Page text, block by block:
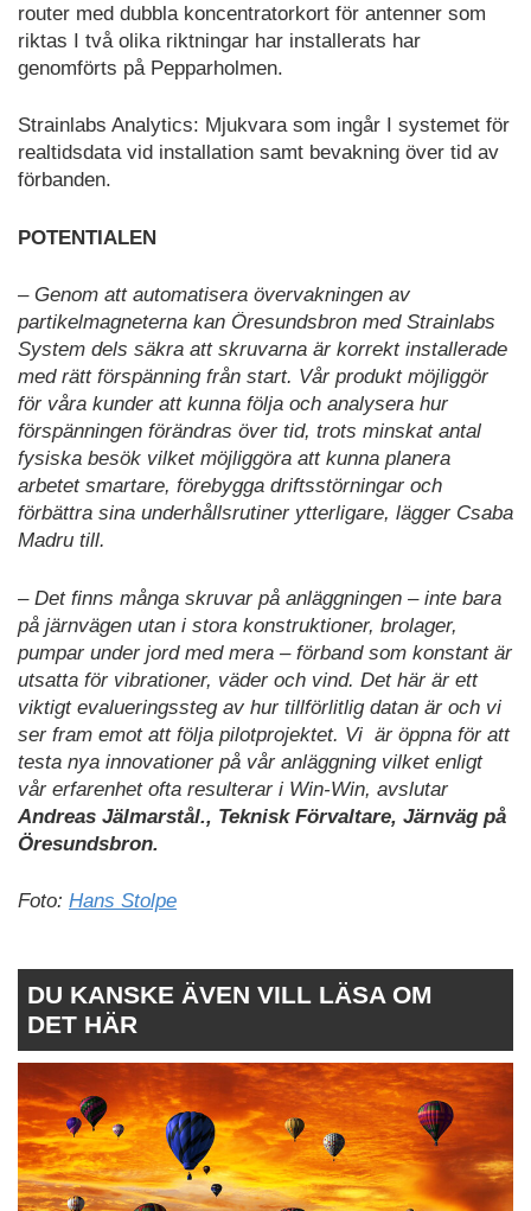
router med dubbla koncentratorkort för antenner som
riktas I två olika riktningar har installerats har
genomförts på Pepparholmen.
Strainlabs Analytics: Mjukvara som ingår I systemet för
realtidsdata vid installation samt bevakning över tid av
förbanden.
POTENTIALEN
– Genom att automatisera övervakningen av
partikelmagneterna kan Öresundsbron med Strainlabs
System dels säkra att skruvarna är korrekt installerade
med rätt förspänning från start. Vår produkt möjliggör
för våra kunder att kunna följa och analysera hur
förspänningen förändras över tid, trots minskat antal
fysiska besök vilket möjliggöra att kunna planera
arbetet smartare, förebygga driftsstörningar och
förbättra sina underhållsrutiner ytterligare, lägger Csaba
Madru till.
– Det finns många skruvar på anläggningen – inte bara
på järnvägen utan i stora konstruktioner, brolager,
pumpar under jord med mera – förband som konstant är
utsatta för vibrationer, väder och vind. Det här är ett
viktigt evalueringssteg av hur tillförlitlig datan är och vi
ser fram emot att följa pilotprojektet. Vi är öppna för att
testa nya innovationer på vår anläggning vilket enligt
vår erfarenhet ofta resulterar i Win-Win, avslutar
Andreas Jälmarstål., Teknisk Förvaltare, Järnväg på
Öresundsbron.
Foto: Hans Stolpe
DU KANSKE ÄVEN VILL LÄSA OM
DET HÄR